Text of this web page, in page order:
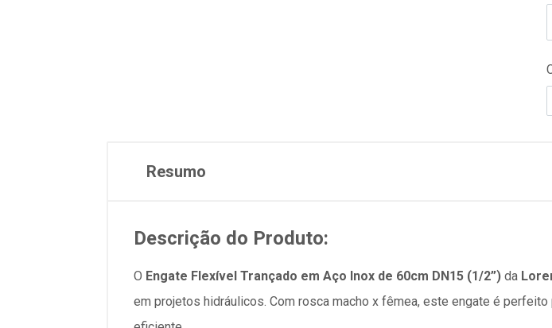
Resumo
Descrição do Produto:
O Engate Flexível Trançado em Aço Inox de 60cm DN15 (1/2”) da
em projetos hidráulicos. Com rosca macho x fêmea, este engate é